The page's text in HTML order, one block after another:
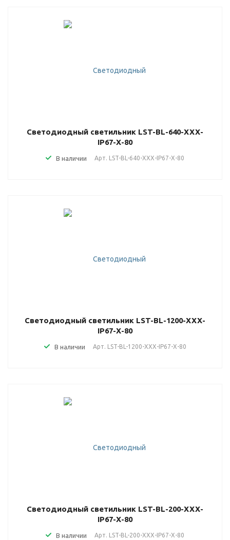
Светодиодный светильник LST-BL-640-XXX-
IP67-X-80
В наличии Арт. LST-BL-640-XXX-IP67-X-80
Светодиодный светильник LST-BL-1200-XXX-
IP67-X-80
В наличии Арт. LST-BL-1200-XXX-IP67-X-80
Светодиодный светильник LST-BL-200-XXX-
IP67-X-80
В наличии Арт. LST-BL-200-XXX-IP67-X-80